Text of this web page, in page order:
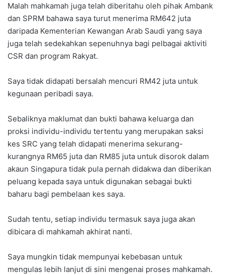
Malah mahkamah juga telah diberitahu oleh pihak Ambank
dan SPRM bahawa saya turut menerima RM642 juta
daripada Kementerian Kewangan Arab Saudi yang saya
juga telah sedekahkan sepenuhnya bagi pelbagai aktiviti
CSR dan program Rakyat.
Saya tidak didapati bersalah mencuri RM42 juta untuk
kegunaan peribadi saya.
Sebaliknya maklumat dan bukti bahawa keluarga dan
proksi individu-individu tertentu yang merupakan saksi
kes SRC yang telah didapati menerima sekurang-
kurangnya RM65 juta dan RM85 juta untuk disorok dalam
akaun Singapura tidak pula pernah didakwa dan diberikan
peluang kepada saya untuk digunakan sebagai bukti
baharu bagi pembelaan kes saya.
Sudah tentu, setiap individu termasuk saya juga akan
dibicara di mahkamah akhirat nanti.
Saya mungkin tidak mempunyai kebebasan untuk
mengulas lebih lanjut di sini mengenai proses mahkamah.